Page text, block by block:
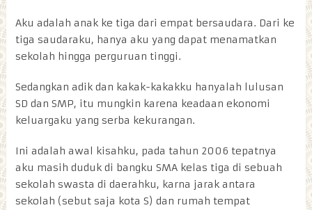
Aku adalah anak ke tiga dari empat bersaudara. Dari ke
tiga saudaraku, hanya aku yang dapat menamatkan
sekolah hingga perguruan tinggi.
Sedangkan adik dan kakak-kakakku hanyalah lulusan
SD dan SMP, itu mungkin karena keadaan ekonomi
keluargaku yang serba kekurangan.
Ini adalah awal kisahku, pada tahun 2006 tepatnya
aku masih duduk di bangku SMA kelas tiga di sebuah
sekolah swasta di daerahku, karna jarak antara
sekolah (sebut saja kota S) dan rumah tempat